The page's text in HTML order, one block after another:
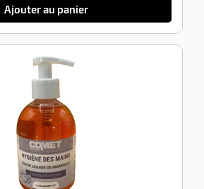
Ajouter au panier